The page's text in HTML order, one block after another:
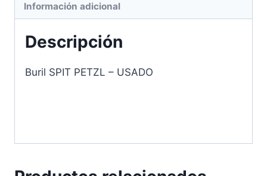
Información adicional
Descripción
Buril SPIT PETZL – USADO